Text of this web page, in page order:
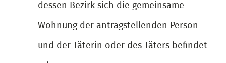
dessen Bezirk sich die gemeinsame
Wohnung der antragstellenden Person
und der Täterin oder des Täters befindet